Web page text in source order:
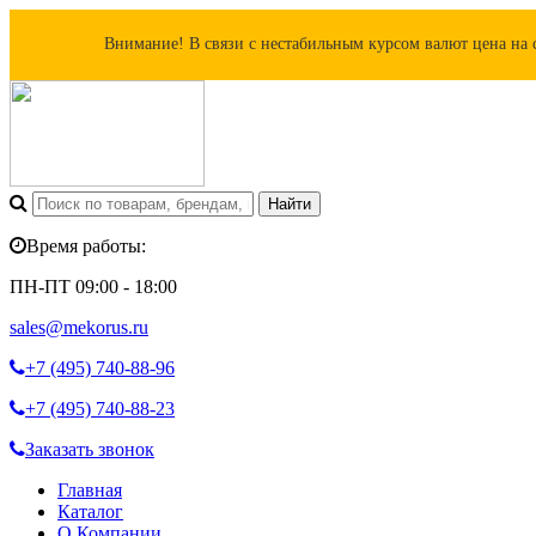
Внимание! В связи с нестабильным курсом валют цена на
Время работы:
ПН-ПТ 09:00 - 18:00
sales@mekorus.ru
+7 (495) 740-88-96
+7 (495) 740-88-23
Заказать звонок
Главная
Каталог